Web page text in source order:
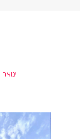
ינואר 11, 2023